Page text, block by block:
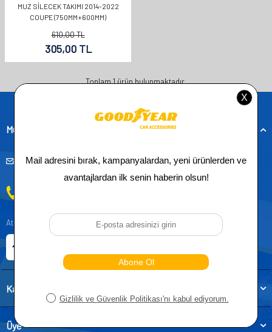
MUZ SILECEK TAKIMI 2014-2022
COUPE (750MM+600MM)
610,00TL
305,00TL
Toplam1ürün bulunmaktadır.
Müşteri Hizmetleri
musteridestek@goodyearotoaksesuar.com.tr
Atatürk, Kıraç Mevkii, Orhan Veli Cd. D:No:19, 34522 Esenyurt/İstanbul
Kategoriler
Üye